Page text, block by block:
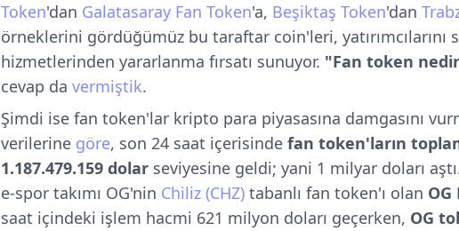
Token'dan Galatasaray Fan Token'a, Beşiktaş Token'dan
örneklerini gördüğümüz bu taraftar coin'leri, yatırımcılarını
hizmetlerinden yararlanma fırsatı sunuyor. "Fan token
cevap da vermiştik.
Şimdi ise fan token'lar kripto para piyasasına damgasını
verilerine göre, son 24 saat içerisinde fan token'ların
1.187.479.159 dolar seviyesine geldi; yani 1 milyar doları
e-spor takımı OG'nin Chiliz (CHZ) tabanlı fan token'ı olan OG
saat içindeki işlem hacmi 621 milyon doları geçerken, OG